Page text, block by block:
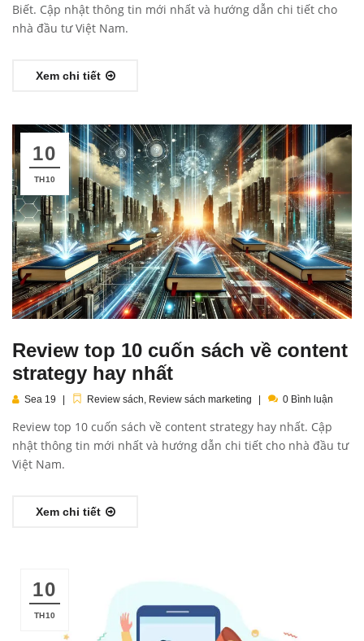
Biết. Cập nhật thông tin mới nhất và hướng dẫn chi tiết cho
nhà đầu tư Việt Nam.
Xem chi tiết
10
TH10
Review top 10 cuốn sách về content
strategy hay nhất
Sea 19 Review sách, Review sách marketing 0 Bình luận
Review top 10 cuốn sách về content strategy hay nhất. Cập
nhật thông tin mới nhất và hướng dẫn chi tiết cho nhà đầu tư
Việt Nam.
Xem chi tiết
10
TH10